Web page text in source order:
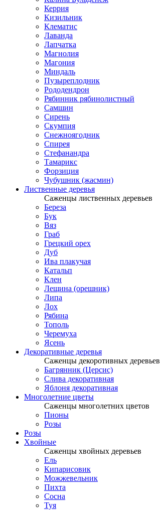
Керрия
Кизильник
Клематис
Лаванда
Лапчатка
Магнолия
Магония
Миндаль
Пузыреплодник
Рододендрон
Рябинник рябинолистный
Самшин
Сирень
Скумпия
Снежноягодник
Спирея
Стефанандра
Тамарикс
Форзиция
Чубушник (жасмин)
Лиственные деревья
Саженцы лиственных деревьев
Береза
Бук
Вяз
Граб
Грецкий орех
Дуб
Ива плакучая
Катальп
Клен
Лещина (орешник)
Липа
Лох
Рябина
Тополь
Черемуха
Ясень
Декоративные деревья
Саженцы декоротивных деревьев
Багрянник (Церсис)
Слива декоративная
Яблоня декоративная
Многолетние цветы
Саженцы многолетних цветов
Пионы
Розы
Розы
Хвойные
Саженцы хвойных деревьев
Ель
Кипарисовик
Можжевельник
Пихта
Сосна
Туя